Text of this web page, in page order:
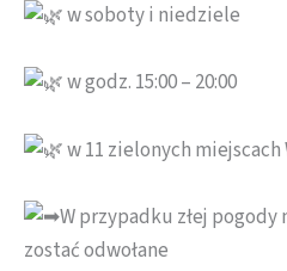
w soboty i niedziele
w godz. 15:00 – 20:00
w 11 zielonych miejscach
W przypadku złej
zostać odwołane